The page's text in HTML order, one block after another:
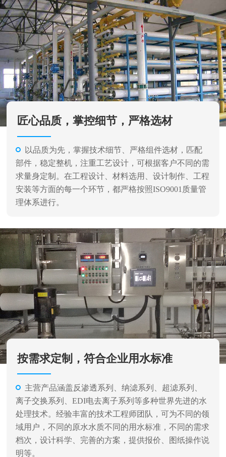
匠心品质，掌控细节，严格选材
以品质为先，掌握技术细节、严格组件选材，匹配
部件，稳定整机，注重工艺设计，可根据客户不同的需
求量身定制。在工程设计、材料选用、设计制作、工程
安装等方面的每一个环节，都严格按照ISO9001质量管
理体系进行。
按需求定制，符合企业用水标准
主营产品涵盖反渗透系列、纳滤系列、超滤系列、
离子交换系列、EDI电去离子系列等多种世界先进的水
处理技术。经验丰富的技术工程师团队，可为不同的领
域用户，不同的原水水质不同的用水标准，不同的需求
档次，设计科学、完善的方案，提供报价、图纸操作说
明等。